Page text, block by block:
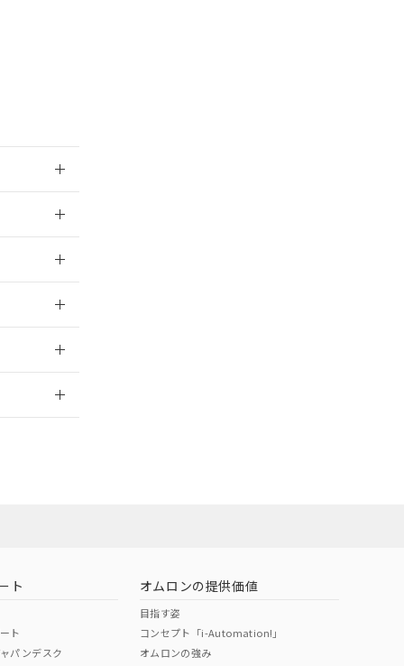
ト
ト
パンデスク
オムロンの提供価値
目指す姿
コンセプト「i-Automation!」
オムロンの強み